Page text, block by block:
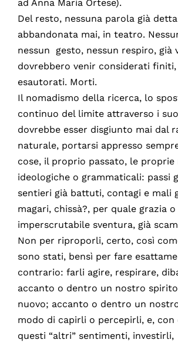
ad Anna Maria Ortese).
Del resto, nessuna parola già
abbandonata mai, in teatro.
nessun gesto, nessun respiro, già
dovrebbero venir considerati
esautorati. Morti.
Il nomadismo della ricerca, lo
continuo del limite attraverso i
dovrebbe esser disgiunto mai dal
naturale, portarsi appresso
cose, il proprio passato, le proprie
ideologiche o grammaticali: passi
sentieri già battuti, contagi e mali
magari, chissà?, per quale grazia o
imperscrutabile sventura, già
Non per riproporli, certo, così
sono stati, bensì per fare
contrario: farli agire, respirare,
accanto o dentro un nostro
nuovo; accanto o dentro un
modo di capirli o percepirli, e, con
questi “altri” sentimenti,